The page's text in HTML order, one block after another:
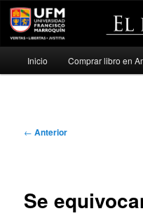
Ir
Inicio Comprar libro en
Navegación
← Anterior
Se